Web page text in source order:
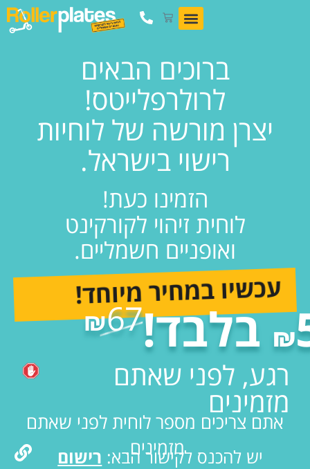
ברוכים הבאים
לרולרפלייטס!
יצרן מורשה של לוחיות
רישוי בישראל.
הזמינו כעת!
לוחית זיהוי לקורקינט
ואופניים חשמליים.
עכשיו במחיר מיוחד!
₪
₪67
רגע, לפני שאתם
מזמינים
אתם צריכים מספר לוחית לפני שאתם
מזמינים.
יש להכנס לקישור הבא: רישום